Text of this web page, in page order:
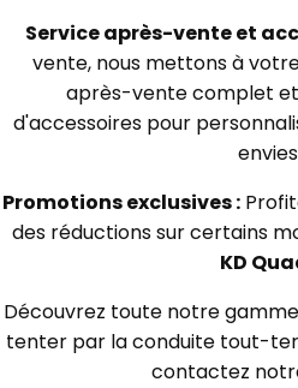
Service après-vente et
vente, nous mettons à
après-vente complet
d'accessoires pour
Promotions exclusives :
des réductions sur certains
KD
Découvrez toute notre
tenter par la conduite tout-
contactez